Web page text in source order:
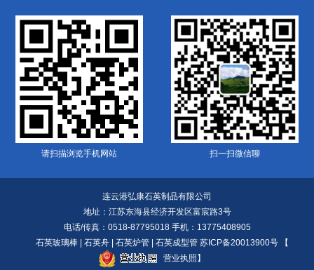
请扫描浏览手机网站 扫一扫微信聊
连云港弘康石英制品有限公司
地址：江苏东海县经济开发区富宸路3号
电话/传真：0518-87795018 手机：13775408905
石英玻璃棒 | 石英舟 | 石英炉管 | 石英成型管 苏ICP备20013900号 【
营业执照 】